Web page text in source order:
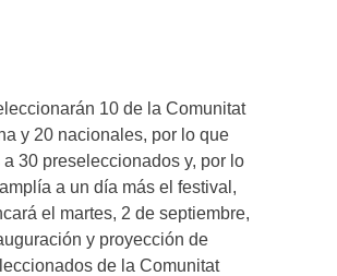
10 de la Comunitat
y 20 nacionales, por lo que
a 30 preseleccionados y, por lo
a un día más el festival,
el martes, 2 de septiembre,
y proyección de
de la Comunitat